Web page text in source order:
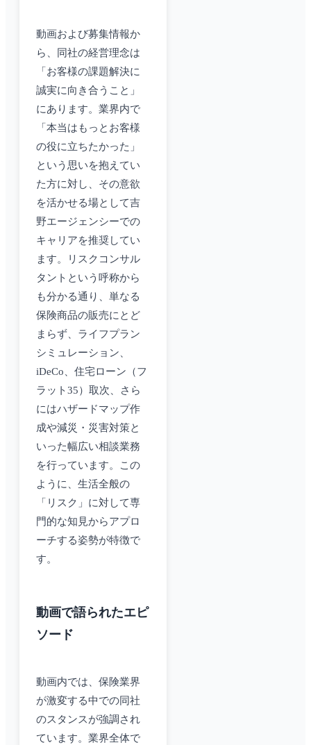
動画および募集情報か
ら、同社の経営理念は
「お客様の課題解決に
誠実に向き合うこと」
にあります。業界内で
「本当はもっとお客様
の役に立ちたかった」
という思いを抱えてい
た方に対し、その意欲
を活かせる場として吉
野エージェンシーでの
キャリアを推奨してい
ます。リスクコンサル
タントという呼称から
も分かる通り、単なる
保険商品の販売にとど
まらず、ライフプラン
シミュレーション、
iDeCo、住宅ローン（フ
ラット35）取次、さら
にはハザードマップ作
成や減災・災害対策と
いった幅広い相談業務
を行っています。この
ように、生活全般の
「リスク」に対して専
門的な知見からアプロ
ーチする姿勢が特徴で
す。
動画で語られたエピ
ソード
動画内では、保険業界
が激変する中での同社
のスタンスが強調され
ています。業界全体で